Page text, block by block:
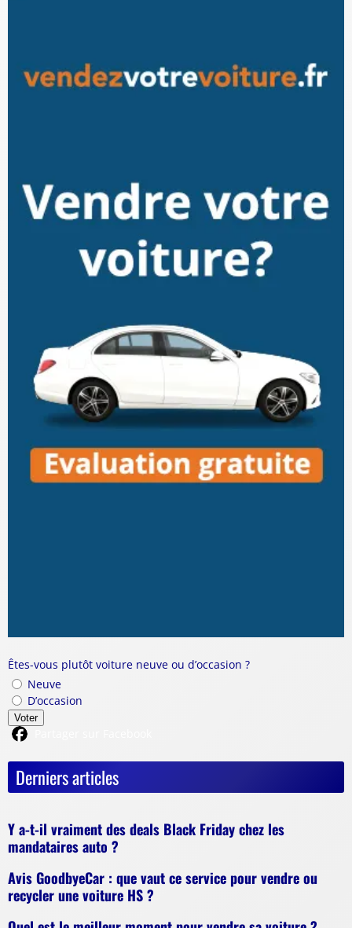
Êtes-vous plutôt voiture neuve ou d’occasion ?
Neuve
D’occasion
Voter
Derniers articles
Y a-t-il vraiment des deals Black Friday chez les
mandataires auto ?
Avis GoodbyeCar : que vaut ce service pour vendre ou
recycler une voiture HS ?